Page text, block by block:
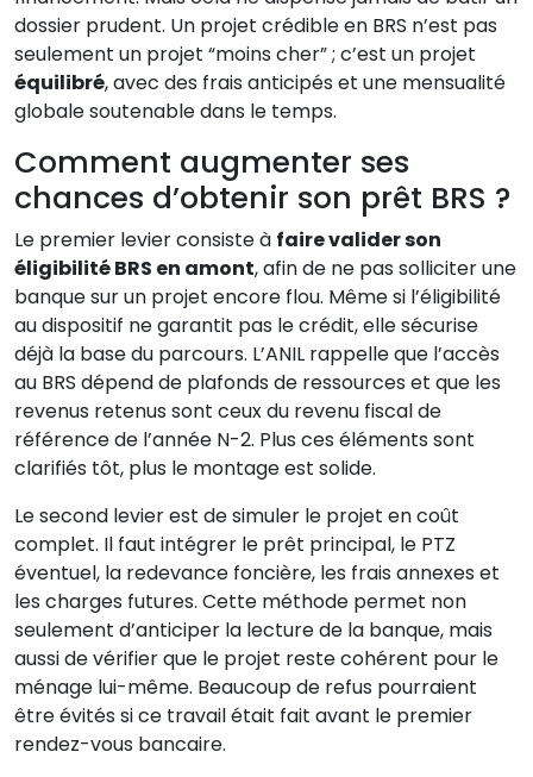
dossier prudent. Un projet crédible en BRS n’est pas
seulement un projet “moins cher” ; c’est un projet
équilibré, avec des frais anticipés et une mensualité
globale soutenable dans le temps.
Comment augmenter ses
chances d’obtenir son prêt BRS ?
Le premier levier consiste à faire valider son
éligibilité BRS en amont, afin de ne pas solliciter une
banque sur un projet encore flou. Même si l’éligibilité
au dispositif ne garantit pas le crédit, elle sécurise
déjà la base du parcours. L’ANIL rappelle que l’accès
au BRS dépend de plafonds de ressources et que les
revenus retenus sont ceux du revenu fiscal de
référence de l’année N-2. Plus ces éléments sont
clarifiés tôt, plus le montage est solide.
Le second levier est de simuler le projet en coût
complet. Il faut intégrer le prêt principal, le PTZ
éventuel, la redevance foncière, les frais annexes et
les charges futures. Cette méthode permet non
seulement d’anticiper la lecture de la banque, mais
aussi de vérifier que le projet reste cohérent pour le
ménage lui-même. Beaucoup de refus pourraient
être évités si ce travail était fait avant le premier
rendez-vous bancaire.